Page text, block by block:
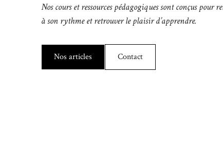
Nos cours et ressources pédagogiques sont conçus pour
à son rythme et retrouver le plaisir d’apprendre.
Nos articles Contact